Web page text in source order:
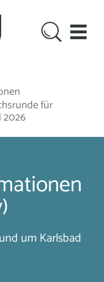
für
2026
um Karlsbad